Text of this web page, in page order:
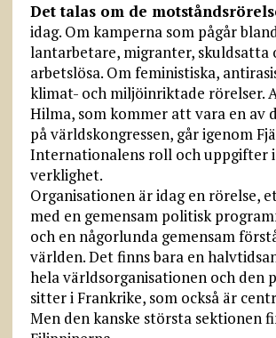
Det talas om de
idag. Om kamperna som pågår
lantarbetare, migranter, skuldsatta
arbetslösa. Om feministiska,
klimat- och miljöinriktade rörelser.
Hilma, som kommer att vara en av
på världskongressen, går igenom
Internationalens roll och uppgifter
verklighet.
Organisationen är idag en rörelse,
med en gemensam politisk
och en någorlunda gemensam
världen. Det finns bara en
hela världsorganisationen och den
sitter i Frankrike, som också är
Men den kanske största sektionen